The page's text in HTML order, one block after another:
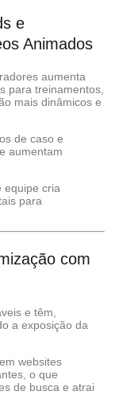
e
Animados
aumenta
para treinamentos,
mais dinâmicos e
de caso e
aumentam
equipe cria
para
com
e têm,
a exposição da
websites
o que
de busca e atrai